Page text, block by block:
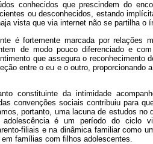
conhecidos que prescindem do
ou desconhecidos, estando
vista que via internet não se partilha o
é fortemente marcada por relações
de modo pouco diferenciado e
que assegura o reconhecimento
entre o eu e o outro, proporcionando
constituinte da intimidade
convenções sociais contribuiu para
portanto, uma lacuna de estudos
adolescência é um período do ciclo
filiais e na dinâmica familiar como
famílias com filhos adolescentes.